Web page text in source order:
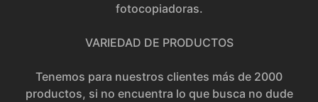
fotocopiadoras.
VARIEDAD DE PRODUCTOS
Tenemos para nuestros clientes más de 2000
productos, si no encuentra lo que busca no dude